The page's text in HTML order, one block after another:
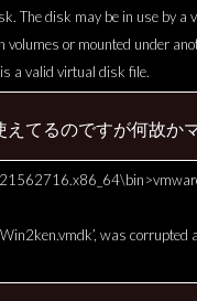
The disk may be in use by a
volumes or mounted under
a valid virtual disk file.
えてるのですが何故か
was corrupted